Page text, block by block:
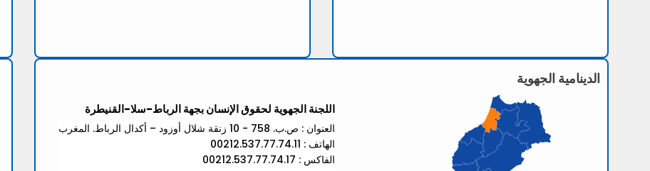
الدينامية الجهوية
اللجنة الجهوية لحقوق الإنسان بجهة الرباط-سلا-القنيطرة
العنوان : ص.ب. 758 - 10 زنقة شلال أوزود – أكدال الرباط. المغرب
الهاتف : 00212.537.77.74.11
الفاكس : 00212.537.77.74.17